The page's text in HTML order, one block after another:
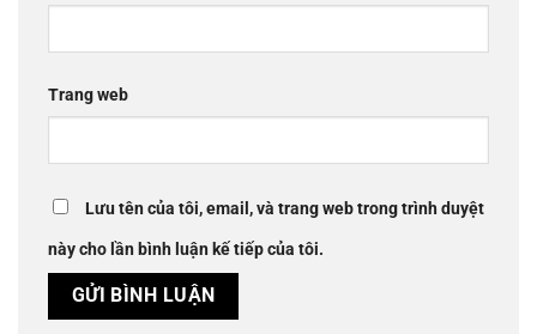
Trang web
Lưu tên của tôi, email, và trang web trong trình duyệt
này cho lần bình luận kế tiếp của tôi.